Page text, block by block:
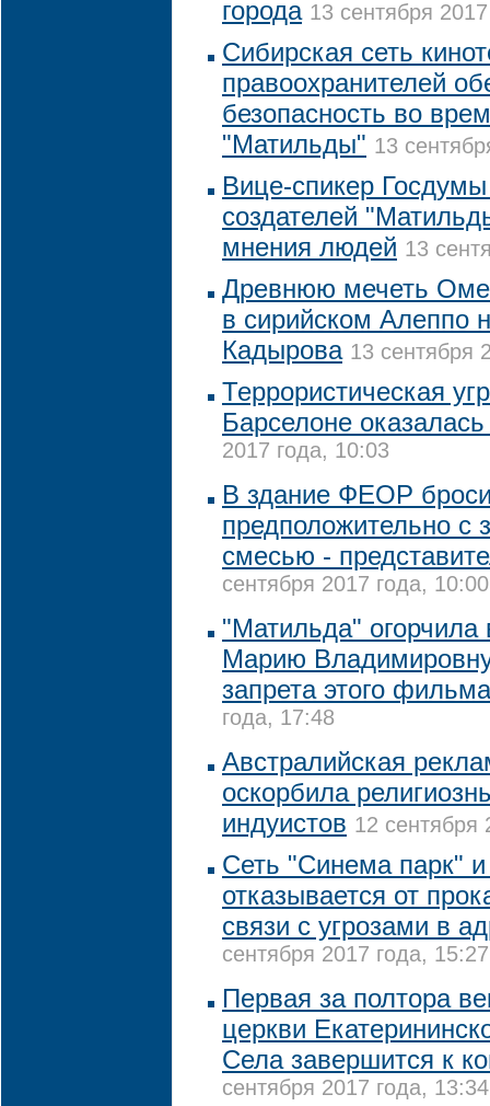
города 13 сентября
Сибирская сеть
правоохранителей
безопасность во
"Матильды" 13
Вице-спикер
создателей
мнения людей 13
Древнюю мечеть
в сирийском Алеппо
Кадырова 13 сентября
Террористическая
Барселоне
2017 года, 10:03
В здание ФЕОР
предположительно с
смесью -
сентября 2017 года, 10:00
"Матильда" огорчила
Марию
запрета этого фильма
года, 17:48
Австралийская
оскорбила
индуистов 12 сентября
Сеть "Синема парк"
отказывается от
связи с угрозами в
сентября 2017 года, 15:27
Первая за полтора
церкви
Села завершится к
сентября 2017 года, 13:34